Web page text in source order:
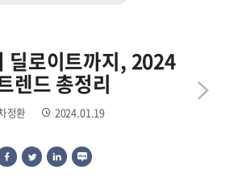
딜로이트까지, 2024
렌드 총정리
정환 2024.01.19